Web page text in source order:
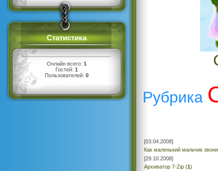
Статистика
Онлайн всего: 1
Гостей: 1
Пользователей: 0
Рубрика
[03.04.2008]
Как маленький мальчик
[29.10.2008]
Архиватор 7-Zip (1)